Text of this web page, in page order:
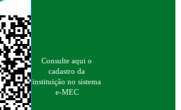
Consulte aqui o
cadastro da
instituição no sistema
e-MEC